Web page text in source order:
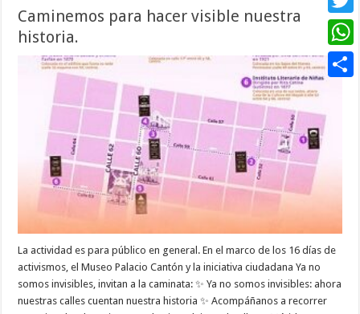
Caminemos para hacer visible nuestra
historia.
La actividad es para público en general. En el marco de los 16 días de
activismos, el Museo Palacio Cantón y la iniciativa ciudadana Ya no
somos invisibles, invitan a la caminata: ✨ Ya no somos invisibles: ahora
nuestras calles cuentan nuestra historia ✨ Acompáñanos a recorrer
Twitter